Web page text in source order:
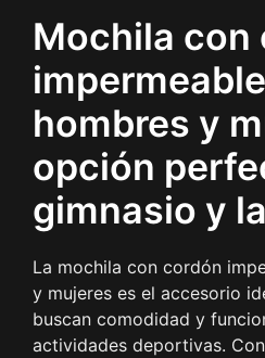
Gimnasio
Mochila
Mochila con
hombres y
opción
gimnasio y
La mochila con cordón
y mujeres es el accesorio
buscan comodidad y
actividades deportivas.